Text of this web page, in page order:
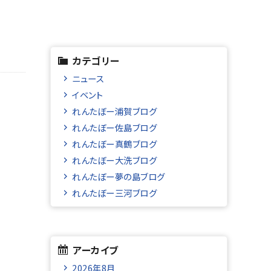
カテゴリー
ニュース
イベント
れんたぼー浦賀ブログ
れんたぼー佐島ブログ
れんたぼー真鶴ブログ
れんたぼー大洗ブログ
れんたぼー夢の島ブログ
れんたぼー三河ブログ
アーカイブ
2026年8月